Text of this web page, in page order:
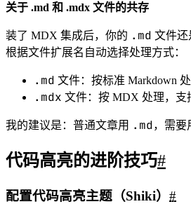
12
13
<div style="padding:
14
这是一个 JSX 元素
15
</div>
关于 .md 和 .mdx 文件的共存
装了 MDX 集成后，你的 .md 文件还
根据文件扩展名自动选择处理方式：
.md 文件：按标准 Markdown
.mdx 文件：按 MDX 处理，支
我的建议是：普通文章用 .md，需要
代码高亮的进阶技巧#
配置代码高亮主题（Shiki） #